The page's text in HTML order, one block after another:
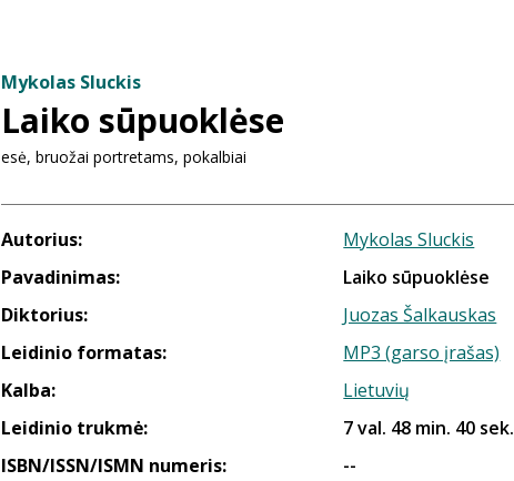
Mykolas Sluckis
Laiko sūpuoklėse
esė, bruožai portretams, pokalbiai
Autorius:
Mykolas Sluckis
Pavadinimas:
Laiko sūpuoklėse
Diktorius:
Juozas Šalkauskas
Leidinio formatas:
MP3 (garso įrašas)
Kalba:
Lietuvių
Leidinio trukmė:
7 val. 48 min. 40 sek.
ISBN/ISSN/ISMN numeris:
--